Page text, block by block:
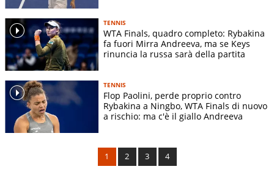
TENNIS
WTA Finals, quadro completo: Rybakina
fa fuori Mirra Andreeva, ma se Keys
rinuncia la russa sarà della partita
TENNIS
Flop Paolini, perde proprio contro
Rybakina a Ningbo, WTA Finals di nuovo
a rischio: ma c'è il giallo Andreeva
1 2 3 4